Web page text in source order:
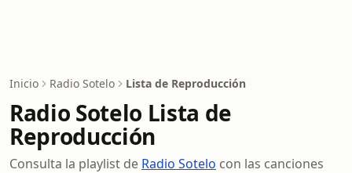
Inicio Radio Sotelo Lista de Reproducción
Radio Sotelo Lista de
Reproducción
Consulta la playlist de Radio Sotelo con las canciones